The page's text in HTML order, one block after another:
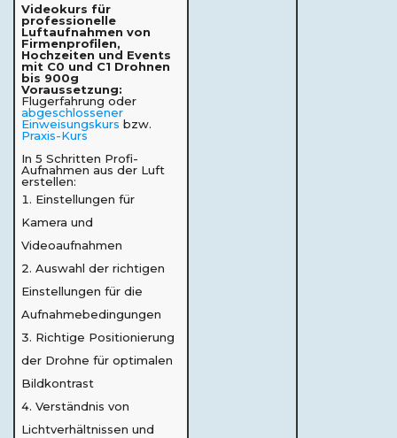
Videokurs für
professionelle
Luftaufnahmen von
Firmenprofilen,
Hochzeiten und Events
mit C0 und C1 Drohnen
bis 900g
Voraussetzung:
Flugerfahrung oder
abgeschlossener
Einweisungskurs bzw.
Praxis-Kurs
In 5 Schritten Profi-
Aufnahmen aus der Luft
erstellen:
Einstellungen für
Kamera und
Videoaufnahmen
Auswahl der richtigen
Einstellungen für die
Aufnahmebedingungen
Richtige Positionierung
der Drohne für optimalen
Bildkontrast
Verständnis von
Lichtverhältnissen und